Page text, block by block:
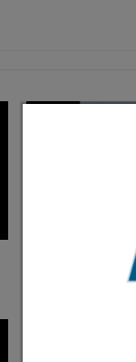
Skywater®: el
cubierta en una